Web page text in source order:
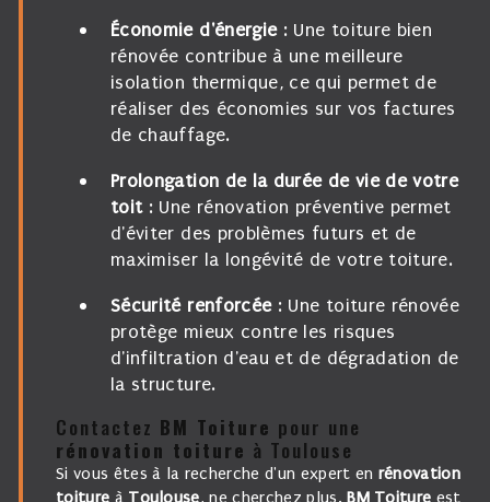
Économie d'énergie: Une toiture bien
rénovée contribue à une meilleure
isolation thermique, ce qui permet de
réaliser des économies sur vos factures
de chauffage.
Prolongation de la durée de vie de votre
toit: Une rénovation préventive permet
d'éviter des problèmes futurs et de
maximiser la longévité de votre toiture.
Sécurité renforcée: Une toiture rénovée
protège mieux contre les risques
d'infiltration d'eau et de dégradation de
la structure.
Contactez BM Toiture pour une
rénovation toiture à Toulouse
Si vous êtes à la recherche d'un expert en rénovation
toiture à Toulouse, ne cherchez plus.BM Toiture est